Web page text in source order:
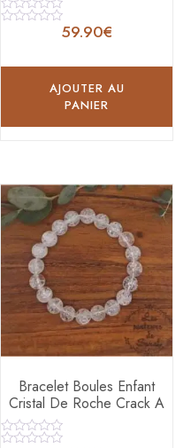
Note
5
59.90€
AJOUTER AU
PANIER
Bracelet Boules Enfant
Cristal De Roche Crack A
Note